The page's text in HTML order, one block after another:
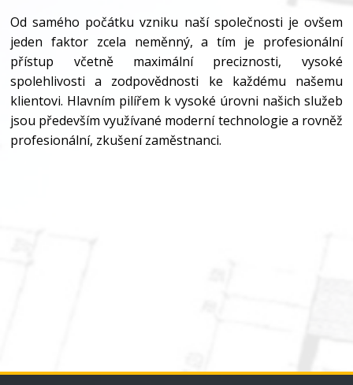
Od samého počátku vzniku naší společnosti je ovšem
jeden faktor zcela neměnný, a tím je profesionální
přístup včetně maximální preciznosti, vysoké
spolehlivosti a zodpovědnosti ke každému našemu
klientovi. Hlavním pilířem k vysoké úrovni našich služeb
jsou především využívané moderní technologie a rovněž
profesionální, zkušení zaměstnanci.